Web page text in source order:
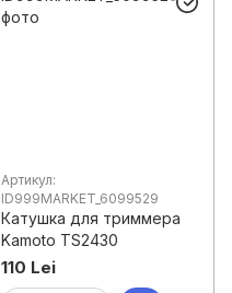
Артикул:
ID999MARKET_6099529
Катушка для триммера
Kamoto TS2430
110 Lei